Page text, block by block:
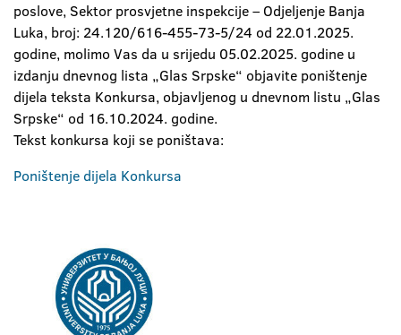
poslove, Sektor prosvjetne inspekcije – Odjeljenje Banja
Luka, broj: 24.120/616-455-73-5/24 od 22.01.2025.
godine, molimo Vas da u srijedu 05.02.2025. godine u
izdanju dnevnog lista „Glas Srpske“ objavite poništenje
dijela teksta Konkursa, objavljenog u dnevnom listu „Glas
Srpske“ od 16.10.2024. godine.
Tekst konkursa koji se poništava:
Poništenje dijela Konkursa